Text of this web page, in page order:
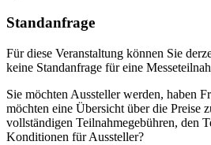
Standanfrage
Für diese Veranstaltung können Sie
keine Standanfrage für eine
Sie möchten Aussteller werden, haben
möchten eine Übersicht über die Preise
vollständigen Teilnahmegebühren, den
Konditionen für Aussteller?